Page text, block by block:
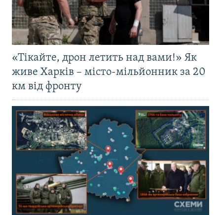
«Тікайте, дрон летить над вами!» Як
живе Харків – місто-мільйонник за 20
км від фронту